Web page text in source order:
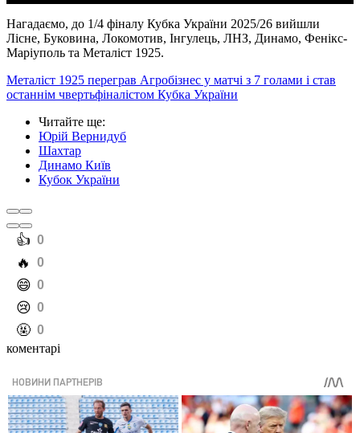
Нагадаємо, до 1/4 фіналу Кубка України 2025/26 вийшли
Лісне, Буковина, Локомотив, Інгулець, ЛНЗ, Динамо, Фенікс-
Маріуполь та Металіст 1925.
Металіст 1925 переграв Агробізнес у матчі з 7 голами і став
останнім чвертьфіналістом Кубка України
Читайте ще:
Юрій Вернидуб
Шахтар
Динамо Київ
Кубок України
️👍 0
️🔥 0
️😄 0
️😢 0
️🤬 0
коментарі